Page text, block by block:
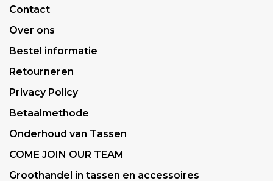
Contact
Over ons
Bestel informatie
Retourneren
Privacy Policy
Betaalmethode
Onderhoud van Tassen
COME JOIN OUR TEAM
Groothandel in tassen en accessoires